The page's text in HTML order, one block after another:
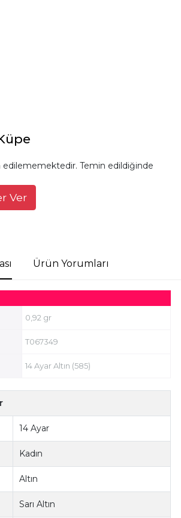
edilememektedir. Temin edildiğinde
Ver
Ürün Yorumları
0,92 gr
T067349
14 Ayar Altın (585)
14 Ayar
Kadın
Altın
Sarı Altın